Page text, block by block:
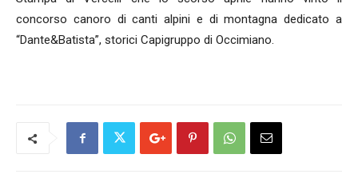
concorso canoro di canti alpini e di montagna dedicato a
“Dante&Batista”, storici Capigruppo di Occimiano.